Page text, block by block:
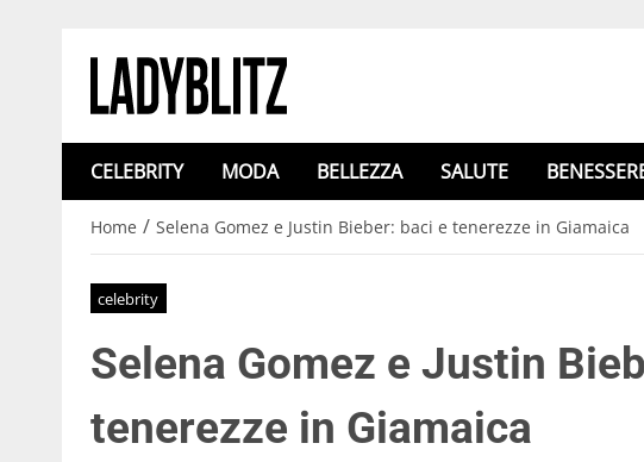
CELEBRITY MODA BELLEZZA SALUTE
Home / Selena Gomez e Justin Bieber: baci e tenerezze in Giamaica
celebrity
Selena Gomez e Justin
tenerezze in Giamaica